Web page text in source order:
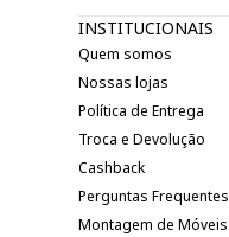
INSTITUCIONAIS
Quem somos
Nossas lojas
Política de Entrega
Troca e Devolução
Cashback
Perguntas Frequentes
Montagem de Móveis